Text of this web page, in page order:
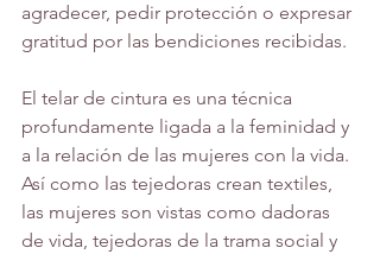
agradecer, pedir protección o expresar
gratitud por las bendiciones recibidas.
El telar de cintura es una técnica
profundamente ligada a la feminidad y
a la relación de las mujeres con la vida.
Así como las tejedoras crean textiles,
las mujeres son vistas como dadoras
de vida, tejedoras de la trama social y